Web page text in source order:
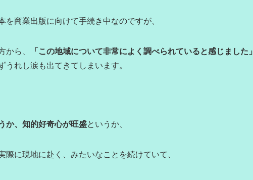
商業出版に向けて手続き中なのですが、
から、
「この地域について非常によく調べられていると感じました」
れし涙も出てきてしまいます。
か、知的好奇心が旺盛というか、
に現地に赴く、みたいなことを続けていて、